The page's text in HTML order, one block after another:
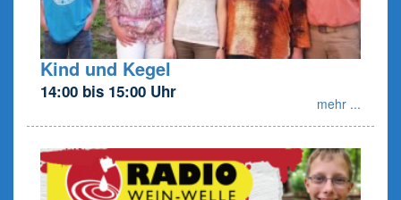
Kind und Kegel
14:00 bis 15:00 Uhr
mehr ...